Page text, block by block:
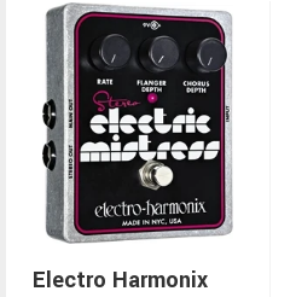
Electro Harmonix